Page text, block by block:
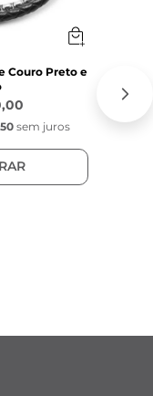
Couro Preto e
sem juros